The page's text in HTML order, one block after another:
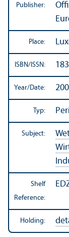
Publisher:
Place:
ISBN/ISSN:
Year/Date:
Typ:
Subject:
Shelf
Reference:
Holding: